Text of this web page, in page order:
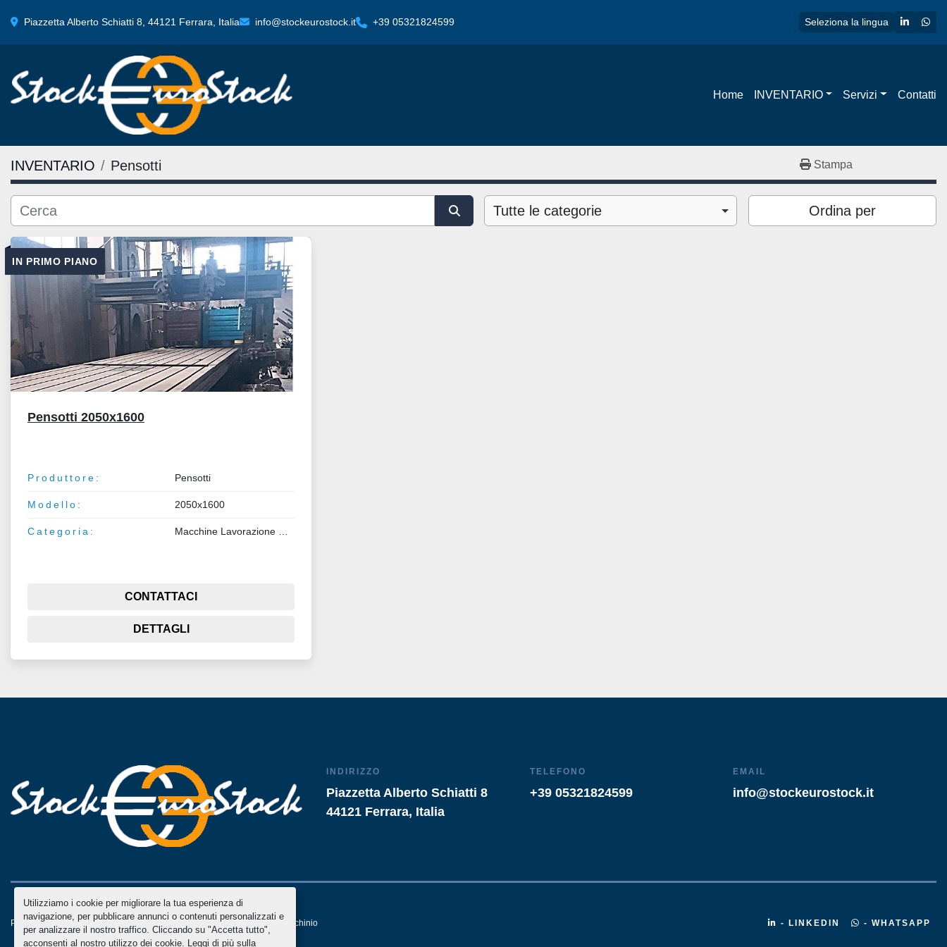
Utilizziamo i cookie per migliorare la tua esperienza di
navigazione, per pubblicare annunci o contenuti personalizzati e
per analizzare il nostro traffico. Cliccando su "Accetta tutto",
acconsenti al nostro utilizzo dei cookie. Leggi di più sulla
Piazzetta Alberto Schiatti 8, 44121 Ferrara, Italia info@stockeurostock.it +39 05321824599 Seleziona la lingua linkedin
Home INVENTARIO Servizi Contatti
INVENTARIO Pensotti Stampa
Tutte le categorie Ordina per
IN PRIMO PIANO
Pensotti 2050x1600
Produttore: Pensotti
Modello: 2050x1600
Categoria:
CONTATTACI
DETTAGLI
INDIRIZZO
Piazzetta Alberto Schiatti 8
44121 Ferrara, Italia
TELEFONO
+39 05321824599
EMAIL
info@stockeurostock.it
Personalizza le preferenze sui Cookies Machinio Systemsito web diMachinio - LINKEDIN - WHATSAPP